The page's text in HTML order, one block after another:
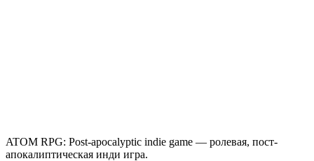
ATOM RPG: Post-apocalyptic indie game — ролевая, пост-
апокалиптическая инди игра.